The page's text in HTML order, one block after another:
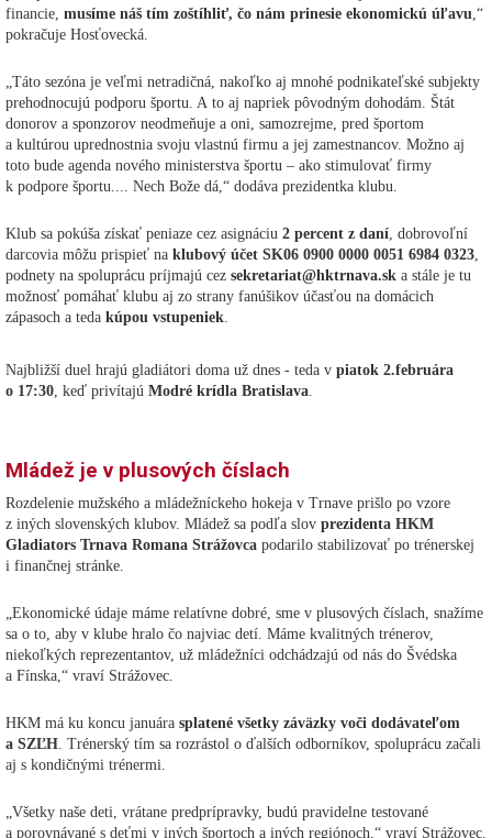
financie, musíme náš tím zoštíhliť, čo nám prinesie ekonomickú úľavu,“
pokračuje Hosťovecká.
„Táto sezóna je veľmi netradičná, nakoľko aj mnohé podnikateľské subjekty
prehodnocujú podporu športu. A to aj napriek pôvodným dohodám. Štát
donorov a sponzorov neodmeňuje a oni, samozrejme, pred športom
a kultúrou uprednostnia svoju vlastnú firmu a jej zamestnancov. Možno aj
toto bude agenda nového ministerstva športu – ako stimulovať firmy
k podpore športu.... Nech Bože dá,“ dodáva prezidentka klubu.
Klub sa pokúša získať peniaze cez asignáciu 2 percent z daní, dobrovoľní
darcovia môžu prispieť na klubový účet SK06 0900 0000 0051 6984 0323,
podnety na spoluprácu príjmajú cez sekretariat@hktrnava.sk a stále je tu
možnosť pomáhať klubu aj zo strany fanúšikov účasťou na domácich
zápasoch a teda kúpou vstupeniek.
Najbližší duel hrajú gladiátori doma už dnes - teda v piatok 2.februára
o 17:30, keď privítajú Modré krídla Bratislava.
Mládež je v plusových číslach
Rozdelenie mužského a mládežníckeho hokeja v Trnave prišlo po vzore
z iných slovenských klubov. Mládež sa podľa slov prezidenta HKM
Gladiators Trnava Romana Strážovca podarilo stabilizovať po trénerskej
i finančnej stránke.
„Ekonomické údaje máme relatívne dobré, sme v plusových číslach, snažíme
sa o to, aby v klube hralo čo najviac detí. Máme kvalitných trénerov,
niekoľkých reprezentantov, už mládežníci odchádzajú od nás do Švédska
a Fínska,“ vraví Strážovec.
HKM má ku koncu januára splatené všetky záväzky voči dodávateľom
a SZĽH. Trénerský tím sa rozrástol o ďalších odborníkov, spoluprácu začali
aj s kondičnými trénermi.
„Všetky naše deti, vrátane predprípravky, budú pravidelne testované
a porovnávané s deťmi v iných športoch a iných regiónoch,“ vraví Strážovec.